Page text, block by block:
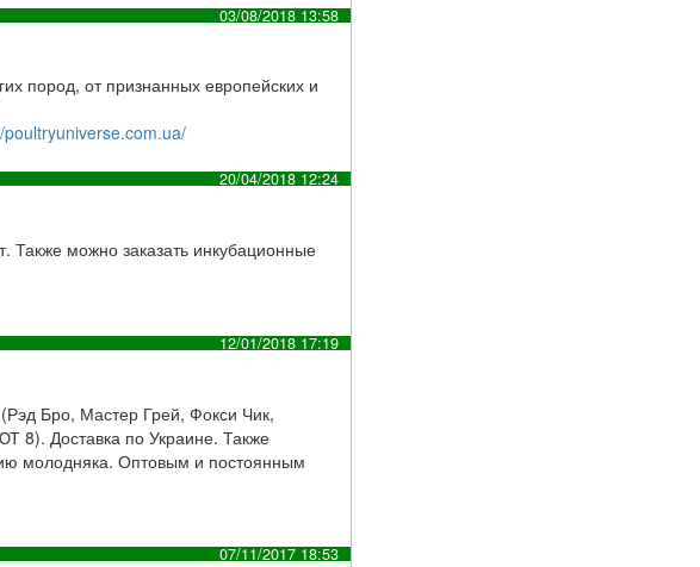
03/08/2018 13:58
пород, от признанных европейских и
poultryuniverse.com.ua/
20/04/2018 12:24
Также можно заказать инкубационные
12/01/2018 17:19
Бро, Мастер Грей, Фокси Чик,
8). Доставка по Украине. Также
молодняка. Оптовым и постоянным
07/11/2017 18:53